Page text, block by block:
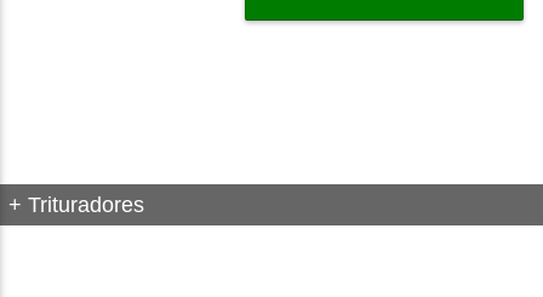
+ Trituradores